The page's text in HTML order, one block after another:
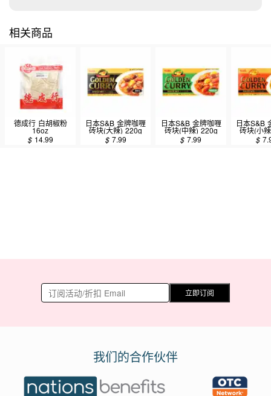
相关商品
德成行 白胡椒粉
16oz
$ 14.99
日本S&B 金牌咖喱
砖块(大辣) 220g
$ 7.99
日本S&B 金牌咖喱
砖块(中辣) 220g
$7.99
日本S&B
砖块(小
$
立即订阅
我们的合作伙伴